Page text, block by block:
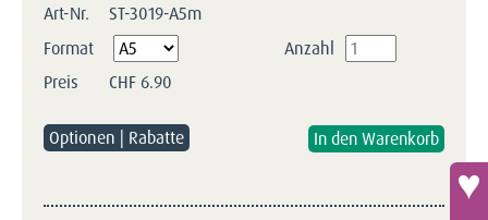
Art-Nr.
ST-3019-A5m
Pflichtfeld
Format
Anzahl
Preis
CHF 6.90
Optionen | Rabatte